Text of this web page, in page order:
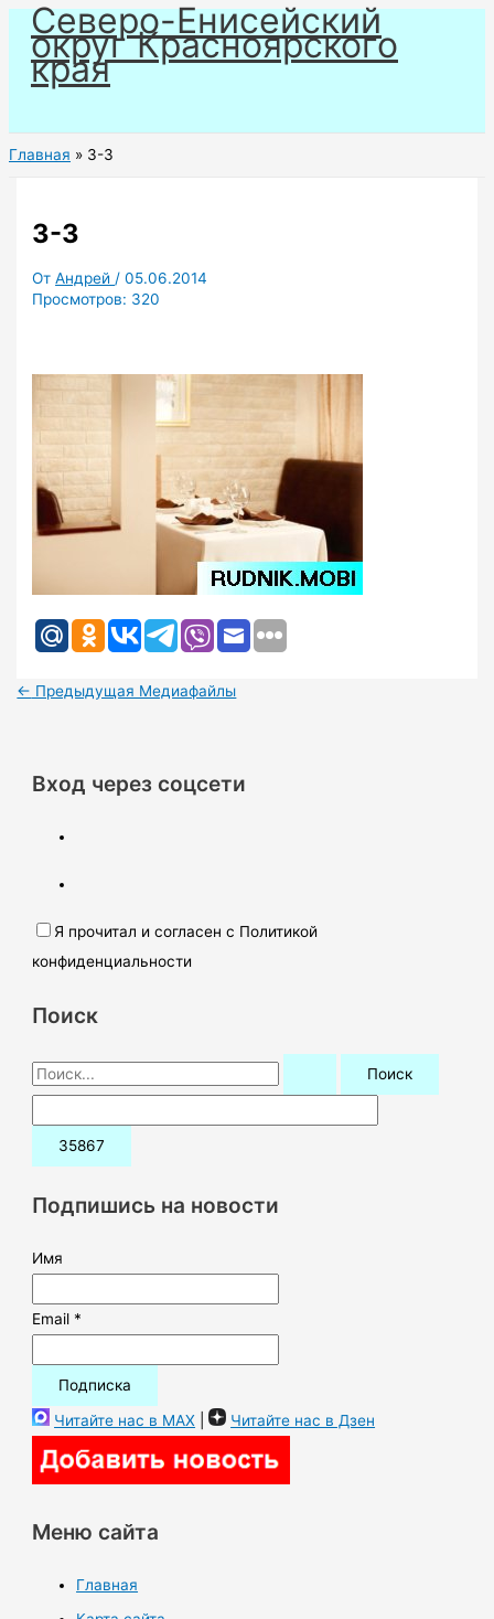
Перейти
содержимому
Северо-Енисейский
округ Красноярского
края
Главная 3-3
3-3
ОтАндрей /05.06.2014
Просмотров: 320
← Предыдущая Медиафайлы
Вход через соцсети
Я прочитал и согласен с Политикой
конфиденциальности
Поиск
П
о
и
:Подпишись на новости
Имя
Email *
Читайте нас в MAX | Читайте нас в Дзен
Меню сайта
Главная